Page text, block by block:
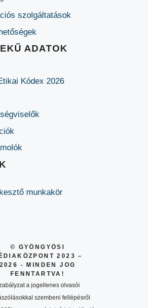
szolgáltatások
ADATOK
Kódex 2026
munkakör
© GYÖNGYÖSI
2023 –
2026 - MINDEN JOG
FENNTARTVA!
a jogellenes olvasói
szembeni fellépésről